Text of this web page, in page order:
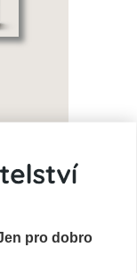
pro dobro